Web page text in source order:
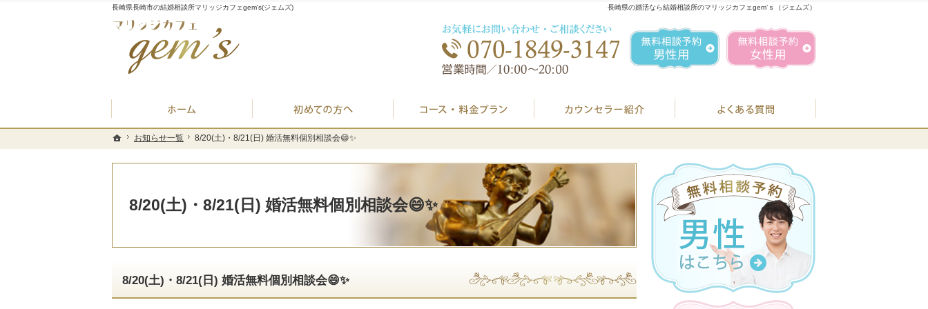
ホーム
お知らせ一覧 8/20(土)・8/21(日) 婚活無料個別相談会😄✨
8/20(土)・8/21(日) 婚活無料個別相談会😄✨
長崎県の婚活なら結婚相談所のマリッジカフェgem’ｓ（ジェムズ）
長崎県長崎市の結婚相談所マリッジカフェgem's(ジェムズ)
8/20(土)・8/21(日) 婚活無料個別相談会😄✨
070-1849-3147
無料相談予約男性用
ホーム
お知らせ一覧 8/20(土)・8/21(日) 婚活無料個別相談会😄✨